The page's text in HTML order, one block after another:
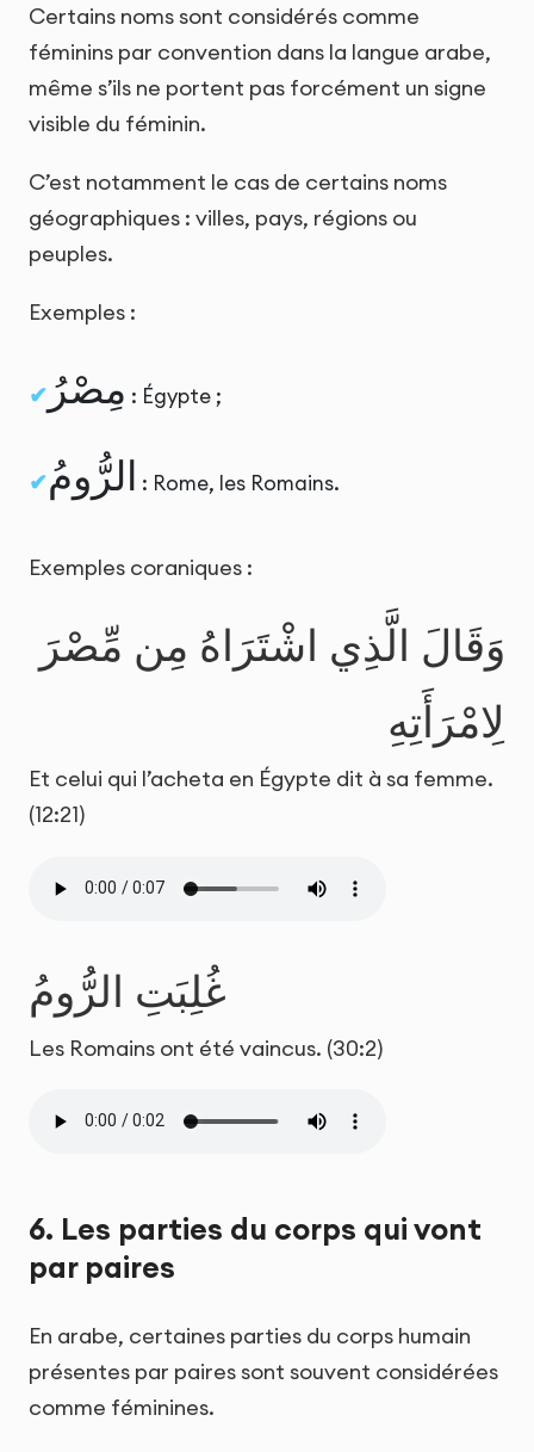
Certains noms sont considérés comme
féminins par convention dans la langue arabe,
même s’ils ne portent pas forcément un signe
visible du féminin.
C’est notamment le cas de certains noms
géographiques : villes, pays, régions ou
peuples.
Exemples :
مِصْرُ : Égypte ;
الرُّومُ : Rome, les Romains.
Exemples coraniques :
وَقَالَ الَّذِي اشْتَرَاهُ مِن مِّصْرَ
لِامْرَأَتِهِ
Et celui qui l’acheta en Égypte dit à sa femme.
(12:21)
غُلِبَتِ الرُّومُ
Les Romains ont été vaincus. (30:2)
6. Les parties du corps qui vont
par paires
En arabe, certaines parties du corps humain
présentes par paires sont souvent considérées
comme féminines.